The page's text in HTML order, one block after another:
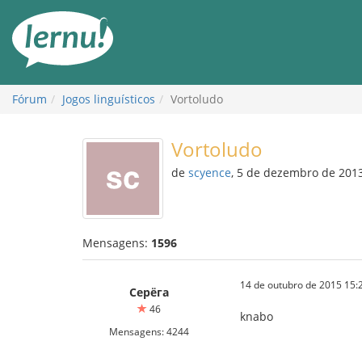
conteúdo
Fórum Jogos linguísticos Vortoludo
Vortoludo
de scyence, 5 de dezembro de
Mensagens: 1596
Серёга
46
Mensagens: 4244
14 de outubro de 2015
knabo